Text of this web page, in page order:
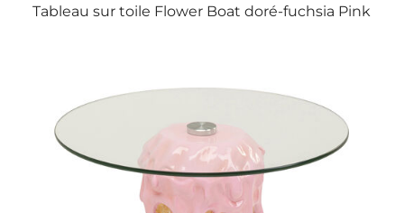
Tableau sur toile Flower Boat doré-fuchsia Pink